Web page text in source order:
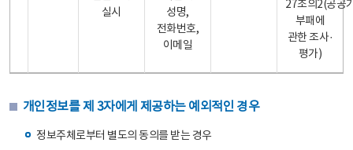
실시
성명,
전화번호,
이메일
27조의2(공공
부패에
관한 조사·
평가)
개인정보를 제 3자에게 제공하는 예외적인 경우
정보주체로부터 별도의 동의를 받는 경우